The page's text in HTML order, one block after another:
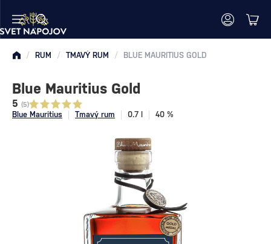
/ RUM / TMAVÝ RUM / BLUE MAURITIUS GOLD
Blue Mauritius Tmavý rum 0.7 l 40 %
Blue Mauritius Gold
5 (5)